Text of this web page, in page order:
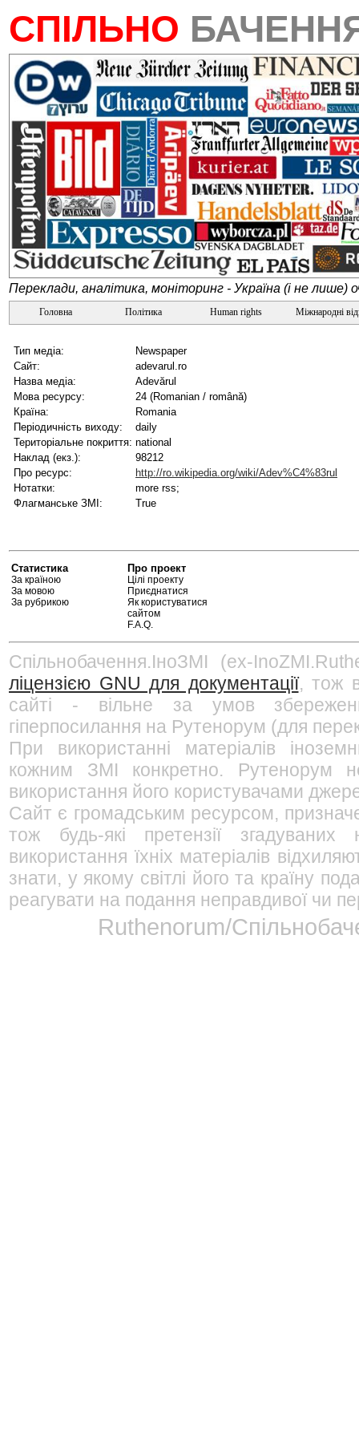
СПІЛЬНО
Переклади, аналітика, моніторинг - Україна (і не лише)
Головна Політика Human rights Міжнародні
Тип медіа:
Newspaper
Сайт:
adevarul.ro
Назва медіа:
Adevărul
Мова ресурсу:
24 (Romanian / română)
Країна:
Romania
Періодичність виходу:
daily
Територіальне покриття: national
Наклад (екз.):
98212
Про ресурс:
http://ro.wikipedia.org/wiki/Adev%C4%83rul
Нотатки:
more rss;
Флагманське ЗМІ:
True
Статистика
За країною
За мовою
За рубрикою
Про проект
Цілі проекту
Приєднатися
Як користуватися
сайтом
F.A.Q.
Спільнобачення.ІноЗМІ (ex-
ліцензією GNU для документації, тож
сайті - вільне за умов
гіперпосилання на Рутенорум (для
При використанні матеріалів
кожним ЗМІ конкретно. Рутенорум
використання його користувачами
Сайт є громадським ресурсом,
тож будь-які претензії
використання їхніх матеріалів
знати, у якому світлі його та країну
реагувати на подання неправдивої чи
Ruthenorum/